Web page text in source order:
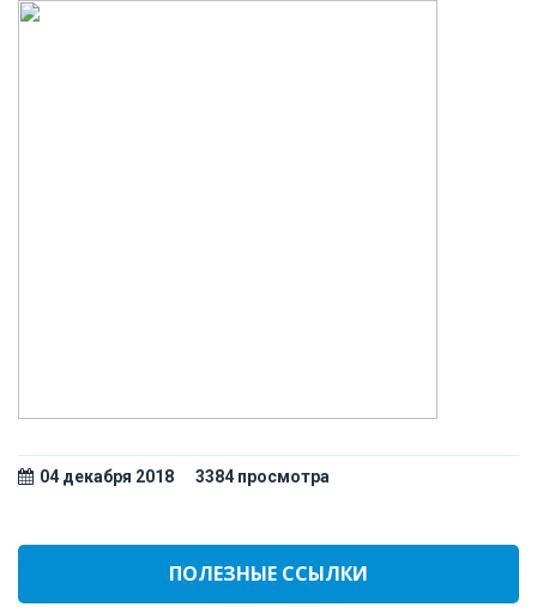
04 декабря 2018 3384 просмотрa
ПОЛЕЗНЫЕ ССЫЛКИ